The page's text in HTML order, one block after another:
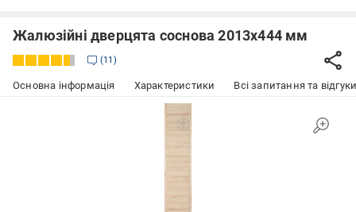
Жалюзійні дверцята соснова 2013х444 мм
11
Основна інформація Характеристики Всі запитання та